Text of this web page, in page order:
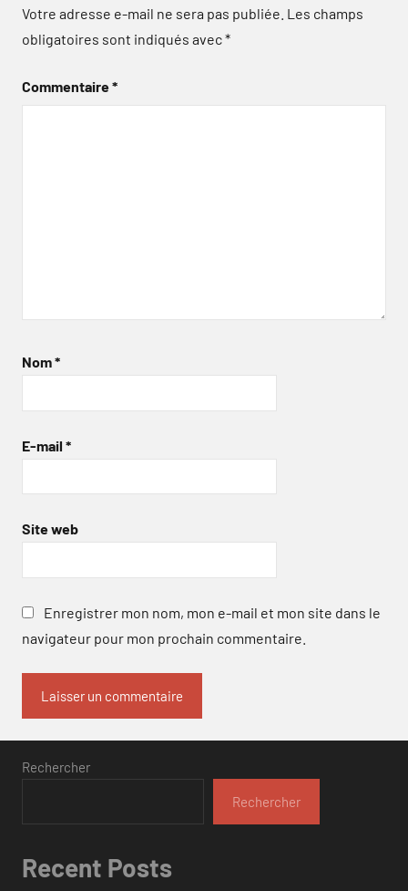
Votre adresse e-mail ne sera pas publiée. Les champs
obligatoires sont indiqués avec*
Commentaire*
Nom*
E-mail *
Site web
Enregistrer mon nom, mon e-mail et mon site dans le
navigateur pour mon prochain commentaire.
Rechercher
Rechercher
Recent Posts